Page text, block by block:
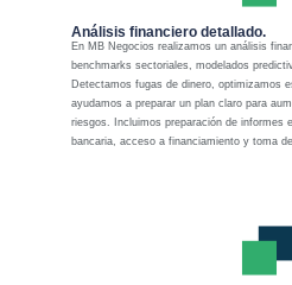
Análisis financiero detallado.
En MB Negocios realizamos un análisis
benchmarks sectoriales, modelados
Detectamos fugas de dinero, optimizamos
ayudamos a preparar un plan claro para
riesgos. Incluimos preparación de informes
bancaria, acceso a financiamiento y toma